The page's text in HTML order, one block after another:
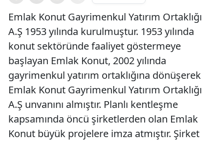
Emlak Konut Gayrimenkul Yatırım Ortaklığı
A.Ş 1953 yılında kurulmuştur. 1953 yılında
konut sektöründe faaliyet göstermeye
başlayan Emlak Konut, 2002 yılında
gayrimenkul yatırım ortaklığına dönüşerek
Emlak Konut Gayrimenkul Yatırım Ortaklığı
A.Ş unvanını almıştır. Planlı kentleşme
kapsamında öncü şirketlerden olan Emlak
Konut büyük projelere imza atmıştır. Şirket